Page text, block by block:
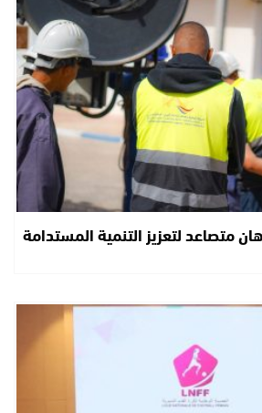
متصاعد لتعزيز التنمية المستدامة